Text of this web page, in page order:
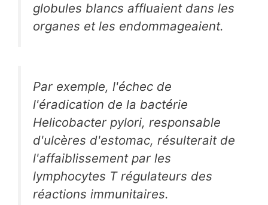
globules blancs affluaient dans les
organes et les endommageaient.
Par exemple, l'échec de
l'éradication de la bactérie
Helicobacter pylori, responsable
d'ulcères d'estomac, résulterait de
l'affaiblissement par les
lymphocytes T régulateurs des
réactions immunitaires.